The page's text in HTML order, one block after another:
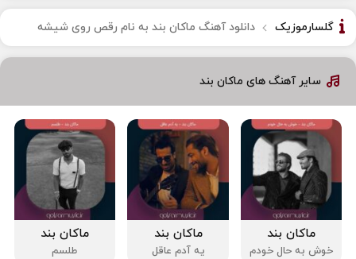
گلسارموزیک دانلود آهنگ ماکان بند به نام رقص روى شیشه
سایر آهنگ های ماکان بند
ماکان بند
خوش به حال خودم
ماکان بند
یه آدم عاقل
ماکان بند
طلسم